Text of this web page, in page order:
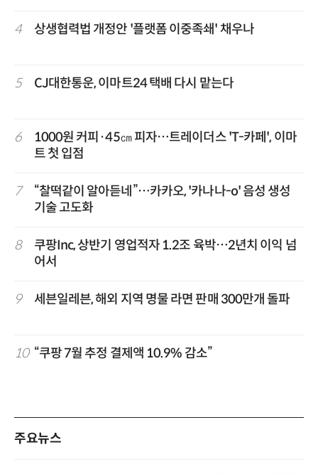
4 상생협력법 개정안 '플랫폼 이중족쇄' 채우나
5 CJ대한통운, 이마트24 택배 다시 맡는다
6
1000원 커피·45㎝ 피자…트레이더스 'T-카페', 이마
트 첫 입점
7
“찰떡같이 알아듣네”…카카오, '카나나-o' 음성 생성
기술 고도화
8
쿠팡Inc, 상반기 영업적자 1.2조 육박…2년치 이익 넘
어서
9 세븐일레븐, 해외 지역 명물 라면 판매 300만개 돌파
10 “쿠팡 7월 추정 결제액 10.9% 감소”
주요뉴스